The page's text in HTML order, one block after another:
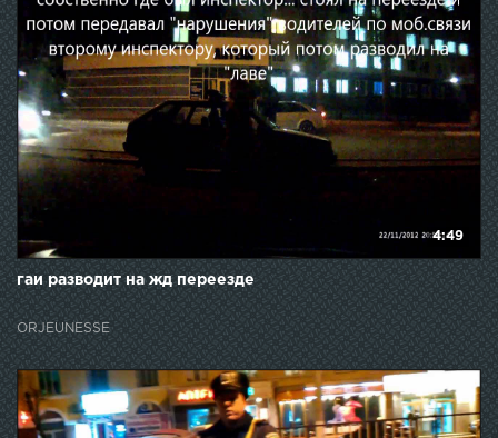
4:49
гаи разводит на жд переезде
ORJEUNESSE